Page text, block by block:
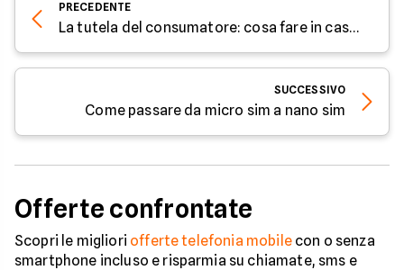
PRECEDENTE
La tutela del consumatore: cosa fare in caso di problemi con la compagnia telefonica
SUCCESSIVO
Come passare da micro sim a nano sim
Offerte confrontate
Scopri le migliori offerte telefonia mobilecon o senza
smartphone incluso e risparmia su chiamate, sms e